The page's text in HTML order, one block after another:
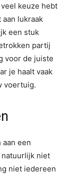
keuze hebt
lukraak
een stuk
partij
voor de juiste
je haalt vaak
voertuig.
een
niet
niet iedereen